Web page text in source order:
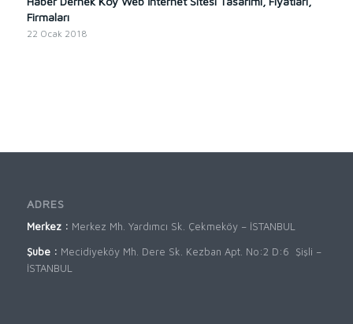
Firmaları
22 Ocak 2018
ADRES
Merkez : Merkez Mh. Yardımcı Sk. Çekmeköy – İSTANBUL
Şube : Mecidiyeköy Mh. Dere Sk. Kezban Apt. No:2 D:6 Şişli –
İSTANBUL